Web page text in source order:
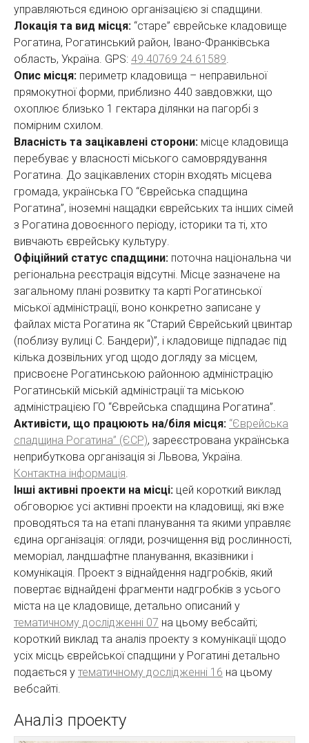
управляються єдиною організацією зі спадщини.
Локація та вид місця: “старе” єврейське кладовище
Рогатина, Рогатинський район, Івано-Франківська
область, Україна. GPS: 49.40769 24.61589.
Опис місця: периметр кладовища – неправильної
прямокутної форми, приблизно 440 завдовжки, що
охоплює близько 1 гектара ділянки на пагорбі з
помірним схилом.
Власність та зацікавлені сторони: місце кладовища
перебуває у власності міського самоврядування
Рогатина. До зацікавлених сторін входять місцева
громада, українська ГО “Єврейська спадщина
Рогатина”, іноземні нащадки єврейських та інших сімей
з Рогатина довоєнного періоду, історики та ті, хто
вивчають єврейську культуру.
Офіційний статус спадщини: поточна національна чи
регіональна реєстрація відсутні. Місце зазначене на
загальному плані розвитку та карті Рогатинської
міської адміністрації, воно конкретно записане у
файлах міста Рогатина як “Старий Єврейський цвинтар
(поблизу вулиці С. Бандери)”, і кладовище підпадає під
кілька дозвільних угод щодо догляду за місцем,
присвоєне Рогатинською районною адміністрацію
Рогатинській міській адміністрації та міською
адміністрацією ГО “Єврейська спадщина Рогатина”.
Активісти, що працюють на/біля місця: “Єврейська
спадщина Рогатина” (ЄСР), зареєстрована українська
неприбуткова організація зі Львова, Україна.
Контактна інформація.
Інші активні проекти на місці: цей короткий виклад
обговорює усі активні проекти на кладовищі, які вже
проводяться та на етапі планування та якими управляє
єдина організація: огляди, розчищення від рослинності,
меморіал, ландшафтне планування, вказівники і
комунікація. Проект з віднайдення надгробків, який
повертає віднайдені фрагменти надгробків з усього
міста на це кладовище, детально описаний у
тематичному дослідженні 07 на цьому вебсайті;
короткий виклад та аналіз проекту з комунікації щодо
усіх місць єврейської спадщини у Рогатині детально
подається у тематичному дослідженні 16 на цьому
вебсайті.
Аналіз проекту